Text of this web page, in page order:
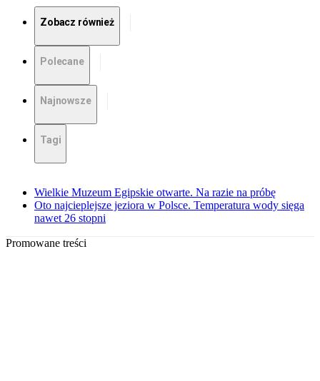
Zobacz również
Polecane
Najnowsze
Tagi
Wielkie Muzeum Egipskie otwarte. Na razie na próbę
Oto najcieplejsze jeziora w Polsce. Temperatura wody sięga
nawet 26 stopni
Promowane treści